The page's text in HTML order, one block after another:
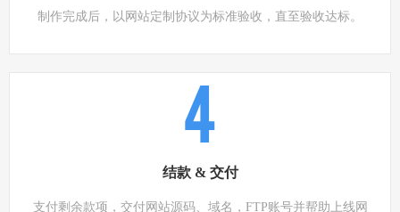
制作完成后，以网站定制协议为标准验收，直至验收达标。
4
结款 & 交付
支付剩余款项，交付网站源码、域名，FTP账号并帮助上线网